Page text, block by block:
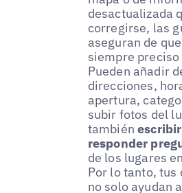
desactualizada
corregirse, las
aseguran de
siempre
Pueden añadir
direcciones,
apertura,
subir fotos del
también
responder
de los lugares
Por lo tanto,
no solo ayudan